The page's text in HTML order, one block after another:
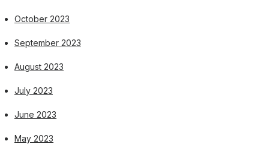
October 2023
September 2023
August 2023
July 2023
June 2023
May 2023